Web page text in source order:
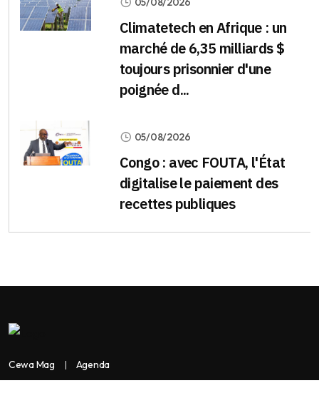
Climatetech en Afrique : un
marché de 6,35 milliards $
toujours prisonnier d'une
poignée d...
05/08/2026
Congo : avec FOUTA, l'État
digitalise le paiement des
recettes publiques
Cewa Mag Agenda